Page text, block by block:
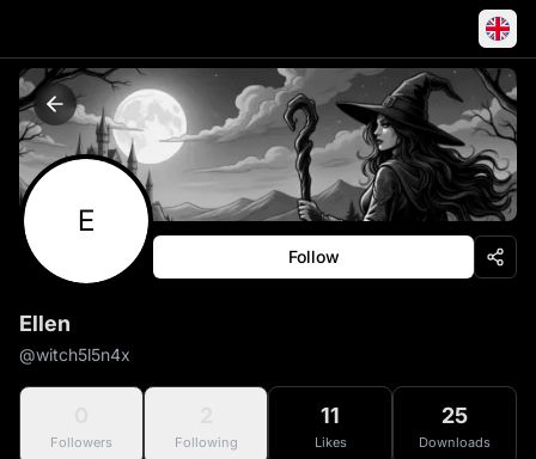
E
Follow
Ellen
@witch5l5n4x
Followers Following
11
Likes
25
Downloads